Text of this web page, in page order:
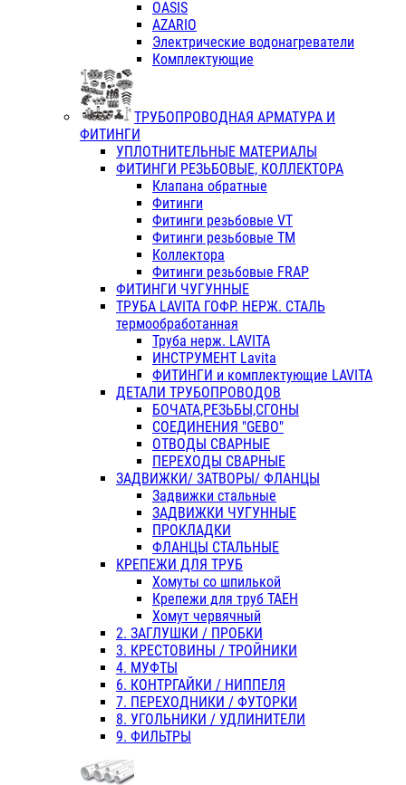
OASIS
AZARIO
Электрические водонагреватели
Комплектующие
ТРУБОПРОВОДНАЯ АРМАТУРА И
ФИТИНГИ
УПЛОТНИТЕЛЬНЫЕ МАТЕРИАЛЫ
ФИТИНГИ РЕЗЬБОВЫЕ, КОЛЛЕКТОРА
Клапана обратные
Фитинги
Фитинги резьбовые VT
Фитинги резьбовые ТМ
Коллектора
Фитинги резьбовые FRAP
ФИТИНГИ ЧУГУННЫЕ
ТРУБА LAVITA ГОФР. НЕРЖ. СТАЛЬ
термообработанная
Труба нерж. LAVITA
ИНСТРУМЕНТ Lavita
ФИТИНГИ и комплектующие LAVITA
ДЕТАЛИ ТРУБОПРОВОДОВ
БОЧАТА,РЕЗЬБЫ,СГОНЫ
СОЕДИНЕНИЯ "GEBO"
ОТВОДЫ СВАРНЫЕ
ПЕРЕХОДЫ СВАРНЫЕ
ЗАДВИЖКИ/ ЗАТВОРЫ/ ФЛАНЦЫ
Задвижки стальные
ЗАДВИЖКИ ЧУГУННЫЕ
ПРОКЛАДКИ
ФЛАНЦЫ СТАЛЬНЫЕ
КРЕПЕЖИ ДЛЯ ТРУБ
Хомуты со шпилькой
Крепежи для труб ТАЕН
Хомут червячный
2. ЗАГЛУШКИ / ПРОБКИ
3. КРЕСТОВИНЫ / ТРОЙНИКИ
4. МУФТЫ
6. КОНТРГАЙКИ / НИППЕЛЯ
7. ПЕРЕХОДНИКИ / ФУТОРКИ
8. УГОЛЬНИКИ / УДЛИНИТЕЛИ
9. ФИЛЬТРЫ